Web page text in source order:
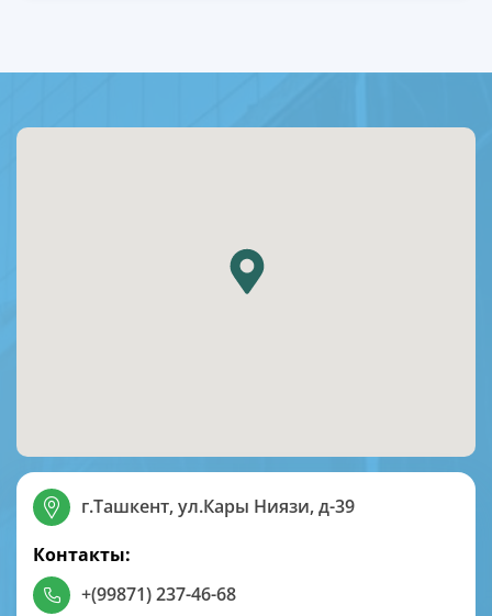
г.Ташкент, ул.Кары Ниязи, д-39
Контакты:
+(99871) 237-46-68